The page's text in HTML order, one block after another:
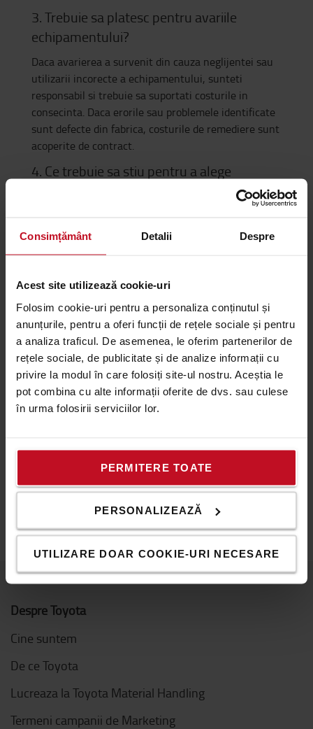
Consimțământ Detalii Despre
Acest site utilizează cookie-uri
Folosim cookie-uri pentru a personaliza conținutul și
anunțurile, pentru a oferi funcții de rețele sociale și pentru
a analiza traficul. De asemenea, le oferim partenerilor de
rețele sociale, de publicitate și de analize informații cu
privire la modul în care folosiți site-ul nostru. Aceștia le
pot combina cu alte informații oferite de dvs. sau culese
în urma folosirii serviciilor lor.
PERMITERE TOATE
PERSONALIZEAZĂ
UTILIZARE DOAR COOKIE-URI NECESARE
3. Trebuie sa platesc pentru avariile
echipamentului?
Daca avarierea a survenit din cauza neglijentei sau
utilizarii incorecte a echipamentului, sunteti
responsabil si trebuie sa suportati costurile in
consecinta. Daca erorile sau problemele identificate
sunt defecte din fabrica, costurile de remediere sunt
acoperite de contract.
4. Ce trebuie sa stiu pentru a alege
echipamentul?
- La ce inaltime trebuie ridicata sarcina?
- Daca aveti rampa de incarcare/descarcare **
* Cu restrictii de inaltime ne referim la cea mai mica
inaltime prin care trebuie sa treaca echipamentul,
atat in timpul descarcarii, cat si in timpul lucrului.
De exemplu: conducte de ventilatie sau grinzi joase
** Cum putem descarca echipamentul - exista
incarcarea lor la locatie.
Despre Toyota
Cine suntem
De ce Toyota
Lucreaza la Toyota Material Handling
Termeni campanii de Marketing